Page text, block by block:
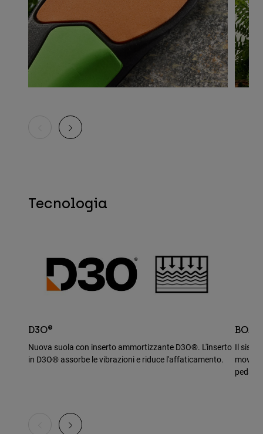
Tecnologia
D3O®
Nuova suola con inserto ammortizzante D3O®. L'inserto
in D3O® assorbe le vibrazioni e riduce l'affaticamento.
BOA®
Il
pedali